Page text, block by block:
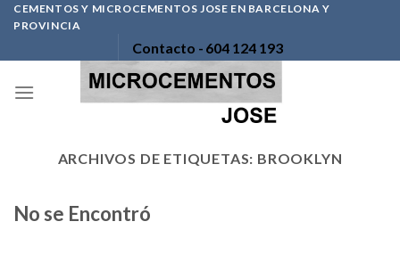
SkipCEMENTOS Y MICROCEMENTOS JOSE EN BARCELONA Y
PROVINCIA
Contacto - 604 124 193
ARCHIVOS DE ETIQUETAS: BROOKLYN
No se Encontró